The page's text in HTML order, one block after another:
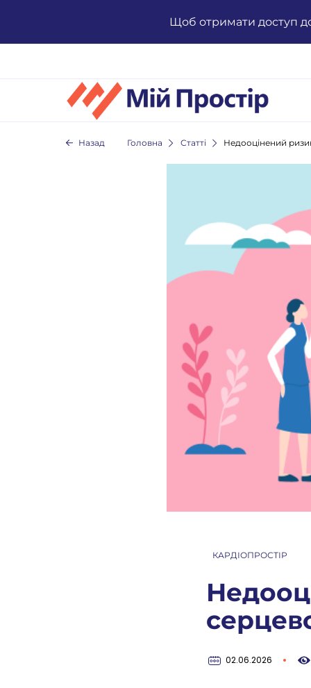
Щоб отримати доступ
Назад Головна Статті Недооцінений
КАРДІОПРОСТІР
02.06.2026